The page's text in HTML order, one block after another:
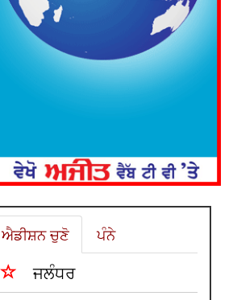
ਐਡੀਸ਼ਨ ਚੁਣੋ ਪੰਨੇ
ਜਲੰਧਰ